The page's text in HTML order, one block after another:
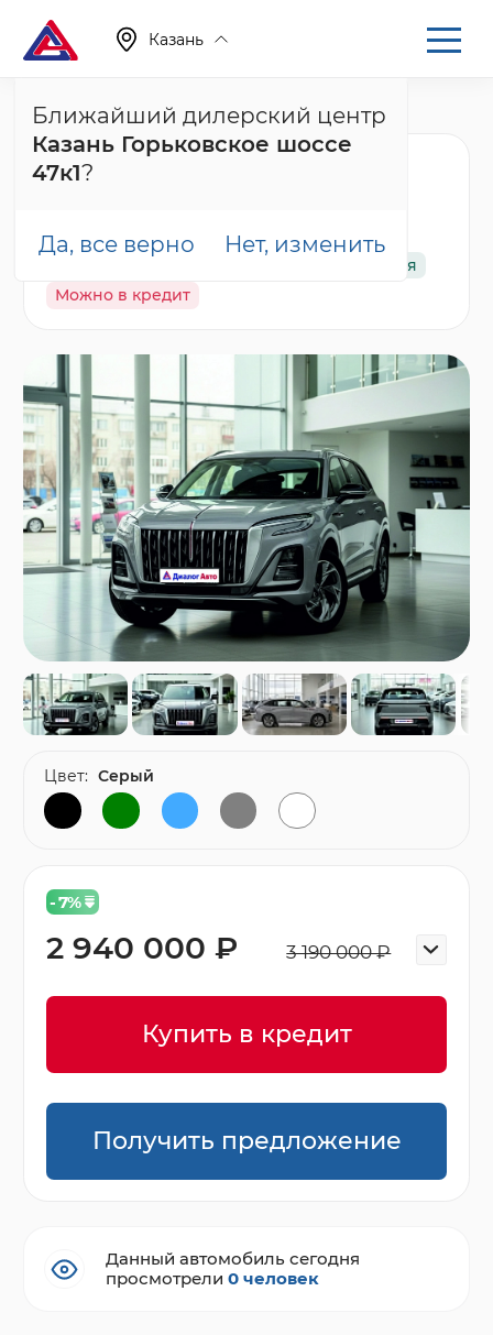
Казань
Ближайший дилерский центр
Казань Горьковское шоссе
47к1?
Да, все верно Нет, изменить
Главная Каталог Новые автомобили HS3
Hongqi HS3 Комфорт
Гарантия
Можно в кредит
- 7%
3 190 000 ₽
2 940 000 ₽
Купить в кредит
Получить предложение
Цвет: Серый
Данный автомобиль сегодня
просмотрели0 человек